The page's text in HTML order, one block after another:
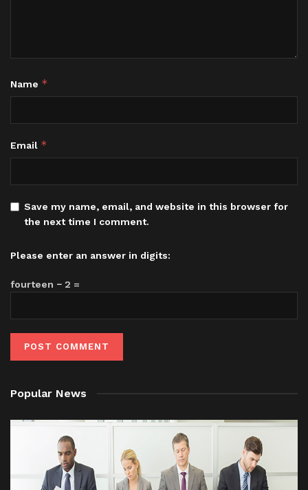
Name *
Email *
Save my name, email, and website in this browser for
the next time I comment.
Please enter an answer in digits:
fourteen − 2 =
Popular News